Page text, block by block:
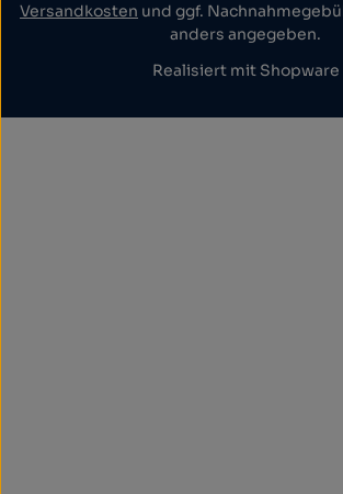
Versandkosten und ggf.
anders angegeben.
Realisiert mit Shopware